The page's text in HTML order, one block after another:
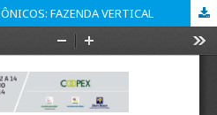
FAZENDA VERTICAL